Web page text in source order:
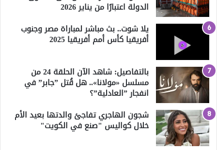
الدولة اعتبارًا من يناير 2026
يلا شوت.. بث مباشر لمباراة مصر وجنوب
أفريقيا كأس أمم أفريقيا 2025
بالتفاصيل: شاهد الآن الحلقة 24 من
مسلسل «مولانا».. هل قُتل ”جابر” في
انفجار ”العادلية”؟
شجون الهاجري تفاجئ والدتها بعيد الأم
خلال كواليس "صنع في الكويت"